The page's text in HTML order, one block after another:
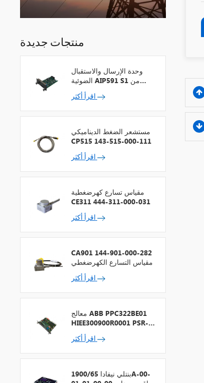
منتجات جديدة
وحدة الإرسال والاستقبال
الضوئية AIP591 S1 من
شركة يوكوجاوا لمكرر شبكة
V
مستشعر الضغط الديناميكي
CP515 143-515-000-111
مقياس تسارع كهرضغطية
CE311 444-311-000-031
CA901 144-901-000-282
مقياس التسارع الكهرضغطي
معالج ABB PPC322BE01
HIEE300900R0001 PSR-2
+ ناقل المجال
بنتلي نيفادا 1900/65A-00-